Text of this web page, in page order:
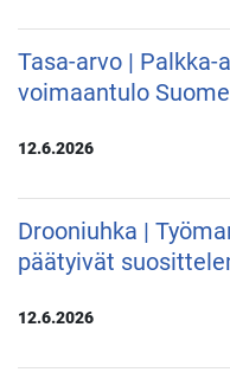
Tasa-arvo |
voimaantulo
12.6.2026
Drooniuhka |
päätyivät
12.6.2026